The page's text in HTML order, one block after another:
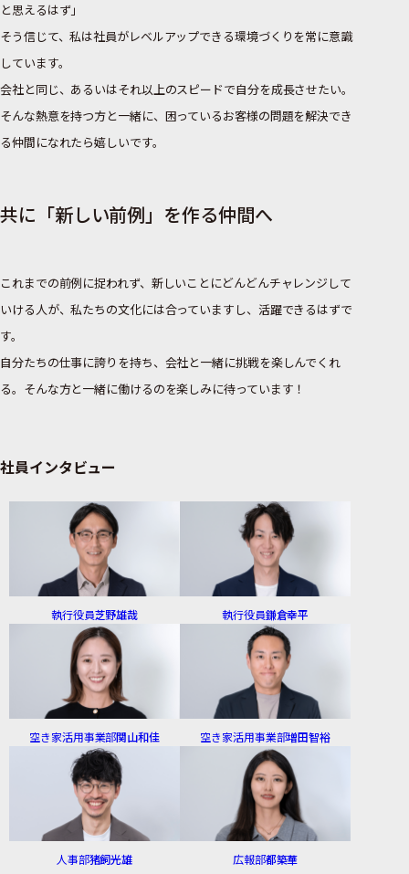
と思えるはず」
そう信じて、私は社員がレベルアップできる環境づくりを常に意識
しています。
会社と同じ、あるいはそれ以上のスピードで自分を成長させたい。
そんな熱意を持つ方と一緒に、困っているお客様の問題を解決でき
る仲間になれたら嬉しいです。
共に「新しい前例」を作る仲間へ
これまでの前例に捉われず、新しいことにどんどんチャレンジして
いける人が、私たちの文化には合っていますし、活躍できるはずで
す。
自分たちの仕事に誇りを持ち、会社と一緒に挑戦を楽しんでくれ
る。そんな方と一緒に働けるのを楽しみに待っています！
社員インタビュー
執行役員芝野雄哉 執行役員鎌倉幸平
空き家活用事業部関山和佳 空き家活用事業部増田智裕
人事部猪飼光雄 広報部都築華